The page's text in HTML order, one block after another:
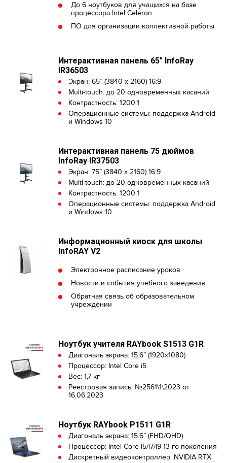
До 6 ноутбуков для учащихся на базе
процессора Intel Celeron
ПО для организации коллективной работы
Интерактивная панель 65" InfoRay
IR36503
Экран: 65” (3840 x 2160) 16:9
Multi-touch: до 20 одновременных касаний
Контрастность: 1200:1
Операционные системы: поддержка Android
и Windows 10
Интерактивная панель 75 дюймов
InfoRay IR37503
Экран: 75” (3840 x 2160) 16:9
Multi-touch: до 20 одновременных касаний
Контрастность: 1200:1
Операционные системы: поддержка Android
и Windows 10
Информационный киоск для школы
InfoRAY V2
Электронное расписание уроков
Новости и события учебного заведения
Обратная связь об образовательном
учреждении
Ноутбук учителя RAYbook S1513 G1R
Диагональ экрана: 15.6” (1920x1080)
Процессор: Intel Core i5
Вес: 1,7 кг
Реестровая запись: №2561\1\2023 от
16.06.2023
Ноутбук RAYbook P1511 G1R
Диагональ экрана: 15.6” (FHD/QHD)
Процессор: Intel Core i5/i7/i9 13-го поколения
Дискретный видеоконтроллер: NVIDIA RTX